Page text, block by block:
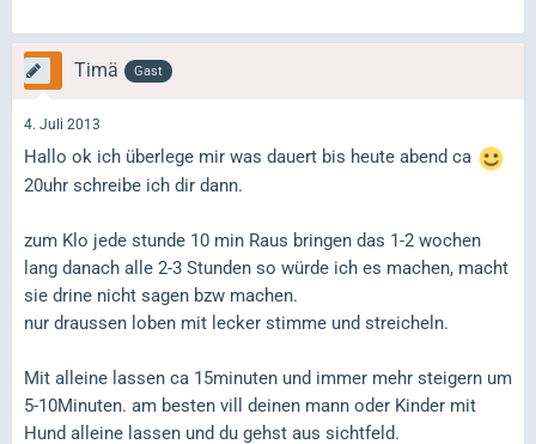
Timä Gast
4. Juli 2013
Hallo ok ich überlege mir was dauert bis heute abend ca
20uhr schreibe ich dir dann.
zum Klo jede stunde 10 min Raus bringen das 1-2 wochen
lang danach alle 2-3 Stunden so würde ich es machen, macht
sie drine nicht sagen bzw machen.
nur draussen loben mit lecker stimme und streicheln.
Mit alleine lassen ca 15minuten und immer mehr steigern um
5-10Minuten. am besten vill deinen mann oder Kinder mit
Hund alleine lassen und du gehst aus sichtfeld.